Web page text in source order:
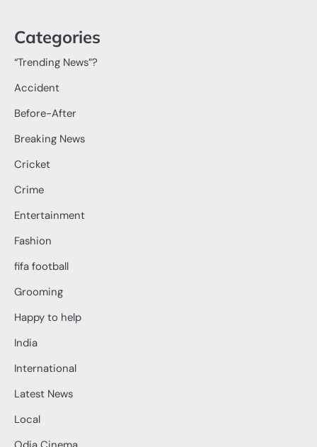
Categories
“Trending News”?
Accident
Before-After
Breaking News
Cricket
Crime
Entertainment
Fashion
fifa football
Grooming
Happy to help
India
International
Latest News
Local